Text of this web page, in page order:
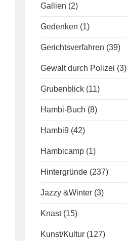
Gallien (2)
Gedenken (1)
Gerichtsverfahren (39)
Gewalt durch Polizei (3)
Grubenblick (11)
Hambi-Buch (8)
Hambi9 (42)
Hambicamp (1)
Hintergründe (237)
Jazzy &Winter (3)
Knast (15)
Kunst/Kultur (127)